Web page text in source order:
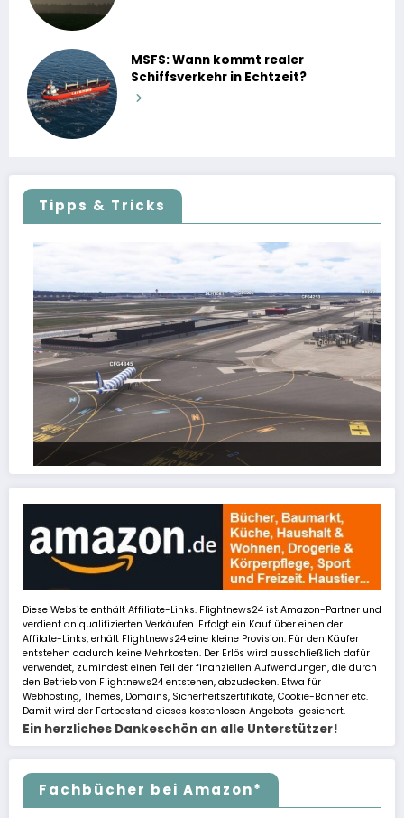
MSFS: Wann kommt realer
Schiffsverkehr in Echtzeit?
Tipps & Tricks
FSLTL Traffic: Tipps und Tricks, damit es klappt!
Diese Website enthält Affiliate-Links. Flightnews24 ist Amazon-Partner und
verdient an qualifizierten Verkäufen. Erfolgt ein Kauf über einen der
Affilate-Links, erhält Flightnews24 eine kleine Provision. Für den Käufer
entstehen dadurch keine Mehrkosten. Der Erlös wird ausschließlich dafür
verwendet, zumindest einen Teil der finanziellen Aufwendungen, die durch
den Betrieb von Flightnews24 entstehen, abzudecken. Etwa für
Webhosting, Themes, Domains, Sicherheitszertifikate, Cookie-Banner etc.
Damit wird der Fortbestand dieses kostenlosen Angebots gesichert.
Ein herzliches Dankeschön an alle Unterstützer!
Fachbücher bei Amazon*